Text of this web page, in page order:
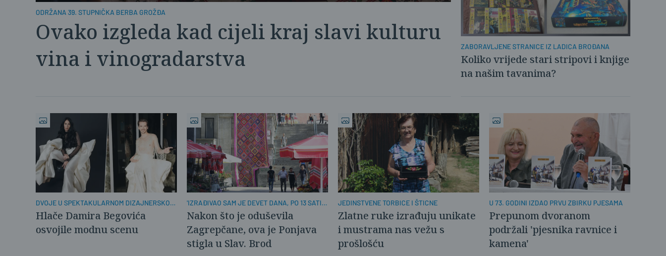
ODRŽANA 39. STUPNIČKA BERBA GROŽĐA
Ovako izgleda kad cijeli kraj slavi kulturu
vina i vinogradarstva
ZABORAVLJENE STRANICE IZ LADICA BROĐANA
Koliko vrijede stari stripovi i knjige
na našim tavanima?
DVOJE U SPEKTAKULARNOM DIZAJNERSKOM
KOMADU
Hlače Damira Begovića
osvojile modnu scenu
'IZRAĐIVAO SAM JE DEVET DANA, PO 13 SATI
DNEVNO'
Nakon što je oduševila
Zagrepčane, ova je Ponjava
stigla u Slav. Brod
JEDINSTVENE TORBICE I ŠTICNE
Zlatne ruke izrađuju unikate
i mustrama nas vežu s
prošlošću
U 73. GODINI IZDAO PRVU ZBIRKU PJESAMA
Prepunom dvoranom
podržali 'pjesnika ravnice i
kamena'